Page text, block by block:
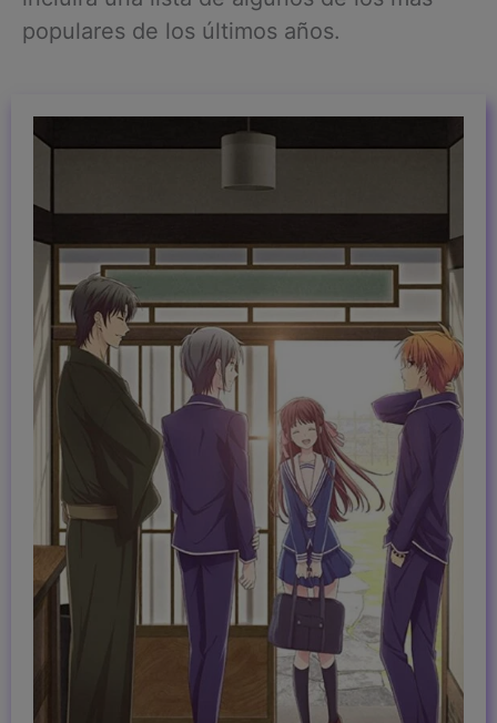
populares de los últimos años.